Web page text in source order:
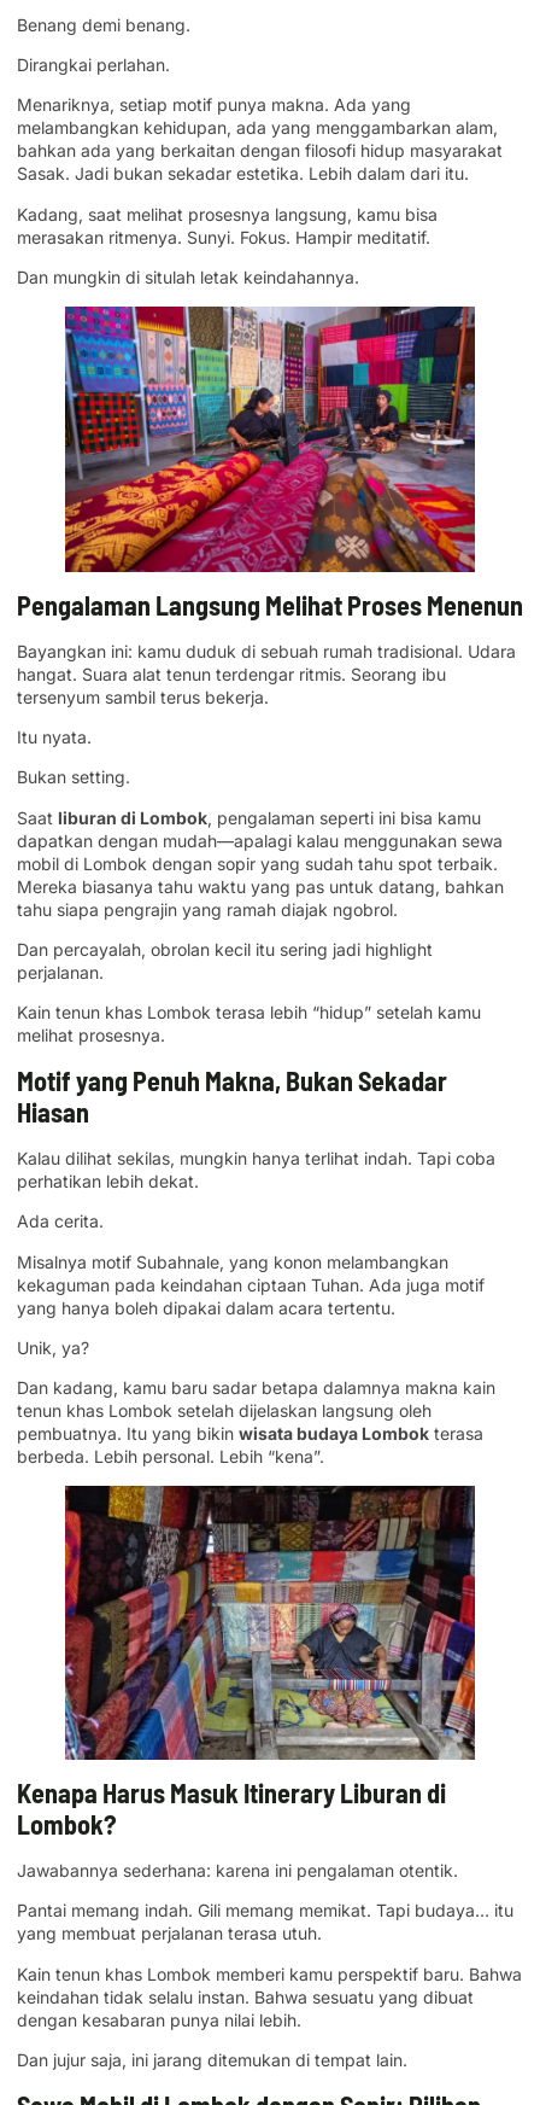
Benang demi benang.
Dirangkai perlahan.
Menariknya, setiap motif punya makna. Ada yang
melambangkan kehidupan, ada yang menggambarkan alam,
bahkan ada yang berkaitan dengan filosofi hidup masyarakat
Sasak. Jadi bukan sekadar estetika. Lebih dalam dari itu.
Kadang, saat melihat prosesnya langsung, kamu bisa
merasakan ritmenya. Sunyi. Fokus. Hampir meditatif.
Dan mungkin di situlah letak keindahannya.
Pengalaman Langsung Melihat Proses Menenun
Bayangkan ini: kamu duduk di sebuah rumah tradisional. Udara
hangat. Suara alat tenun terdengar ritmis. Seorang ibu
tersenyum sambil terus bekerja.
Itu nyata.
Bukan setting.
Saat liburan di Lombok, pengalaman seperti ini bisa kamu
dapatkan dengan mudah—apalagi kalau menggunakan sewa
mobil di Lombok dengan sopir yang sudah tahu spot terbaik.
Mereka biasanya tahu waktu yang pas untuk datang, bahkan
tahu siapa pengrajin yang ramah diajak ngobrol.
Dan percayalah, obrolan kecil itu sering jadi highlight
perjalanan.
Kain tenun khas Lombok terasa lebih “hidup” setelah kamu
melihat prosesnya.
Motif yang Penuh Makna, Bukan Sekadar
Hiasan
Kalau dilihat sekilas, mungkin hanya terlihat indah. Tapi coba
perhatikan lebih dekat.
Ada cerita.
Misalnya motif Subahnale, yang konon melambangkan
kekaguman pada keindahan ciptaan Tuhan. Ada juga motif
yang hanya boleh dipakai dalam acara tertentu.
Unik, ya?
Dan kadang, kamu baru sadar betapa dalamnya makna kain
tenun khas Lombok setelah dijelaskan langsung oleh
pembuatnya. Itu yang bikin wisata budaya Lombok terasa
berbeda. Lebih personal. Lebih “kena”.
Kenapa Harus Masuk Itinerary Liburan di
Lombok?
Jawabannya sederhana: karena ini pengalaman otentik.
Pantai memang indah. Gili memang memikat. Tapi budaya… itu
yang membuat perjalanan terasa utuh.
Kain tenun khas Lombok memberi kamu perspektif baru. Bahwa
keindahan tidak selalu instan. Bahwa sesuatu yang dibuat
dengan kesabaran punya nilai lebih.
Dan jujur saja, ini jarang ditemukan di tempat lain.